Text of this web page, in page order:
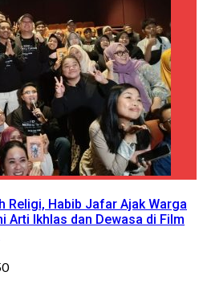
Religi, Habib Jafar Ajak Warga
Arti Ikhlas dan Dewasa di Film